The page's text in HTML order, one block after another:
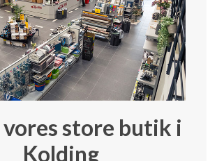
vores store butik i
Kolding